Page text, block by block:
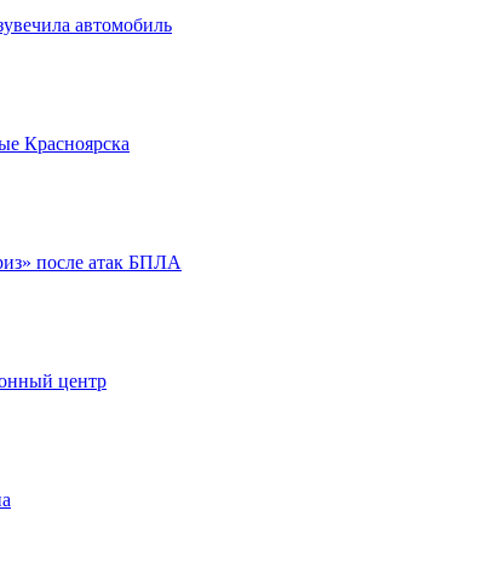
автомобиль
Красноярска
после атак БПЛА
центр